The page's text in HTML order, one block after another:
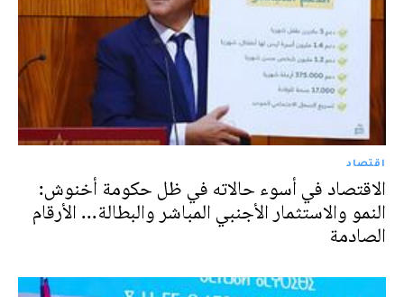
اقتصاد
الاقتصاد في أسوء حالاته في ظل حكومة أخنوش:
النمو والاستثمار الأجنبي المباشر والبطالة... الأرقام
الصادمة